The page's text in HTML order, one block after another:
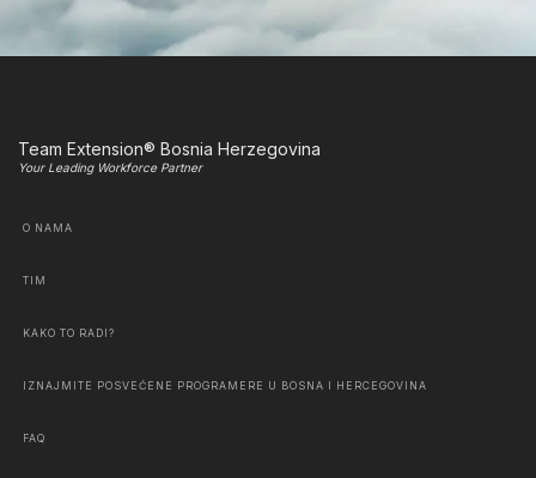
Team Extension® Bosnia Herzegovina
Your Leading Workforce Partner
O NAMA
TIM
KAKO TO RADI?
IZNAJMITE POSVEĆENE PROGRAMERE U BOSNA I HERCEGOVINA
FAQ